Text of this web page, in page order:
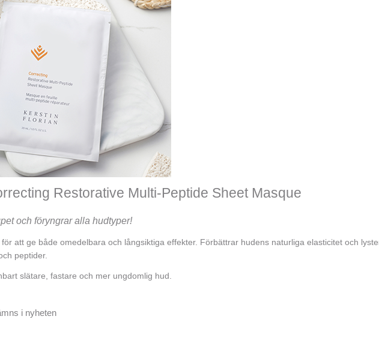
Restorative Multi-Peptide Sheet Masque
och föryngrar alla hudtyper!
att ge både omedelbara och långsiktiga effekter. Förbättrar hudens naturliga elasticitet och
peptider.
slätare, fastare och mer ungdomlig hud.
i nyheten